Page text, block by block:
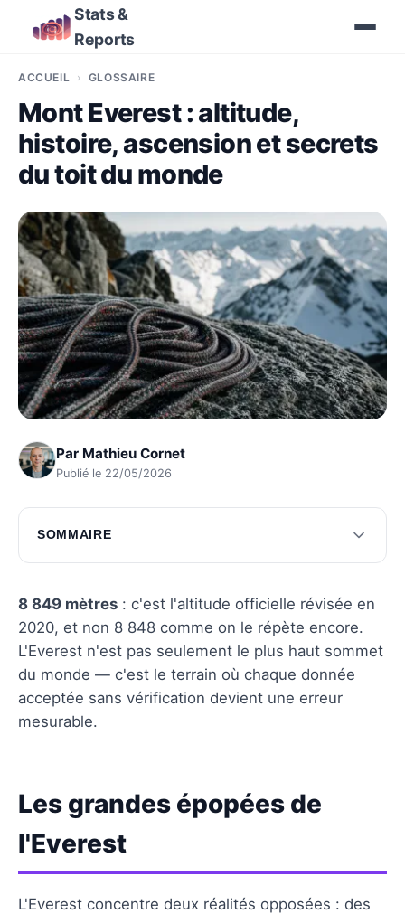
Stats &
Reports
ACCUEIL GLOSSAIRE
Mont Everest : altitude,
histoire, ascension et secrets
du toit du monde
Par Mathieu Cornet
Publié le 22/05/2026
SOMMAIRE
Les grandes épopées de l'Everest
Les mystères insondables de l'Everest
Questions fréquentes
8 849 mètres : c'est l'altitude officielle révisée en
2020, et non 8 848 comme on le répète encore.
L'Everest n'est pas seulement le plus haut sommet
du monde — c'est le terrain où chaque donnée
acceptée sans vérification devient une erreur
mesurable.
Les grandes épopées de
l'Everest
L'Everest concentre deux réalités opposées : des